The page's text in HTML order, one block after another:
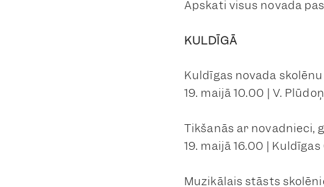
Apskati visus novada
KULDĪGĀ
Kuldīgas novada
19. maijā 10.00 | V.
Tikšanās ar novadnieci,
19. maijā 16.00 |
Muzikālais stāsts